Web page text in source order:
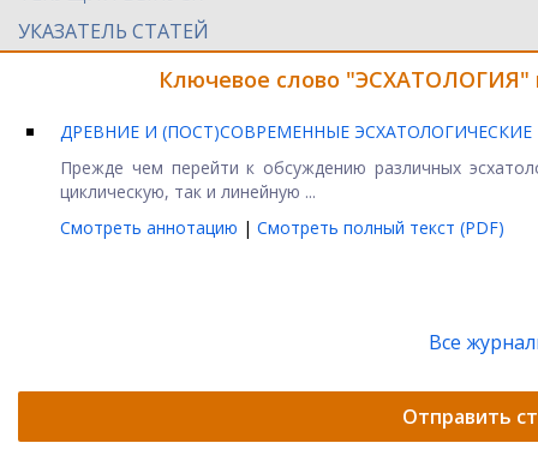
УКАЗАТЕЛЬ СТАТЕЙ
Ключевое слово "ЭСХАТОЛОГИЯ"
ДРЕВНИЕ И (ПОСТ)СОВРЕМЕННЫЕ ЭСХАТОЛОГИЧЕСКИЕ
Прежде чем перейти к обсуждению различных
циклическую, так и линейную ...
Смотреть аннотацию | Смотреть полный текст (PDF)
Все
Отправить